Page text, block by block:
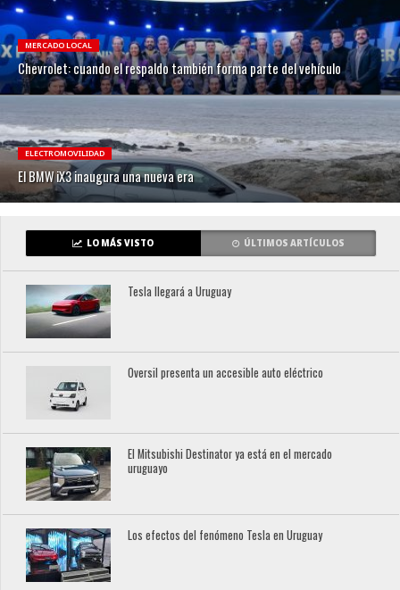
MERCADO LOCAL
Chevrolet: cuando el respaldo también forma parte del vehículo
ELECTROMOVILIDAD
El BMW iX3 inaugura una nueva era
LO MÁS VISTO ÚLTIMOS ARTÍCULOS
Tesla llegará a Uruguay
Oversil presenta un accesible auto eléctrico
El Mitsubishi Destinator ya está en el mercado
uruguayo
Los efectos del fenómeno Tesla en Uruguay